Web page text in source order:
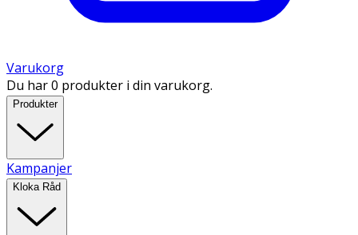
Varukorg
Du har 0 produkter i din varukorg.
Produkter
Kampanjer
Kloka Råd